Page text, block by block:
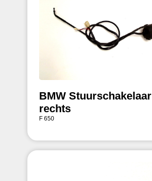
BMW Stuurschakelaar
rechts
F 650